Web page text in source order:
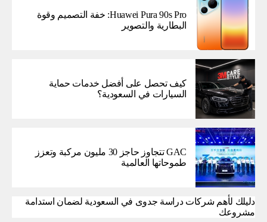
Huawei Pura 90s Pro: خفة التصميم وقوة
البطارية والتصوير
كيف تحصل على أفضل خدمات حماية
السيارات في السعودية؟
GAC تتجاوز حاجز 30 مليون مركبة وتعزز
طموحاتها العالمية
دليلك لأهم شركات دراسة جدوى في السعودية لضمان استدامة
مشروعك